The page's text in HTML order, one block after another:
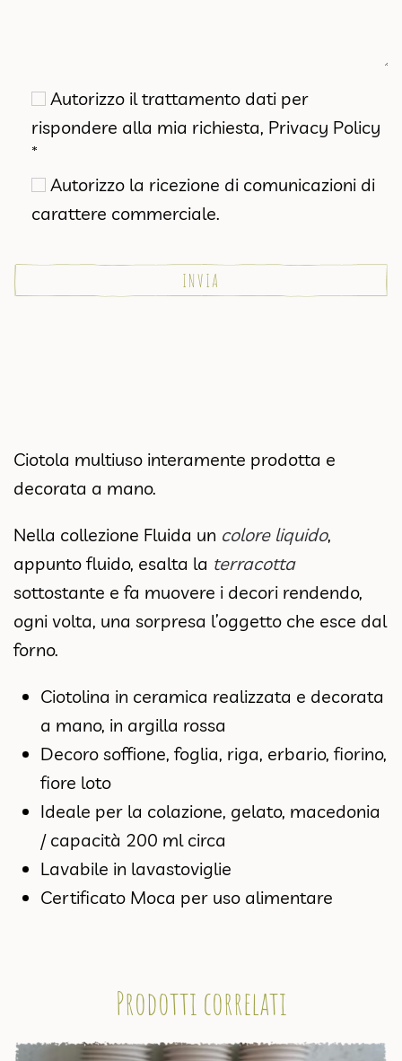
Autorizzo il trattamento dati per
rispondere alla mia richiesta, Privacy Policy
*
Autorizzo la ricezione di comunicazioni di
carattere commerciale.
Ciotola multiuso interamente prodotta e
decorata a mano.
Nella collezione Fluida un colore liquido,
appunto fluido, esalta la terracotta
sottostante e fa muovere i decori rendendo,
ogni volta, una sorpresa l’oggetto che esce dal
forno.
Ciotolina in ceramica realizzata e decorata
a mano, in argilla rossa
Decoro soffione, foglia, riga, erbario, fiorino,
fiore loto
Ideale per la colazione, gelato, macedonia
/ capacità 200 ml circa
Lavabile in lavastoviglie
Certificato Moca per uso alimentare
Prodotti correlati